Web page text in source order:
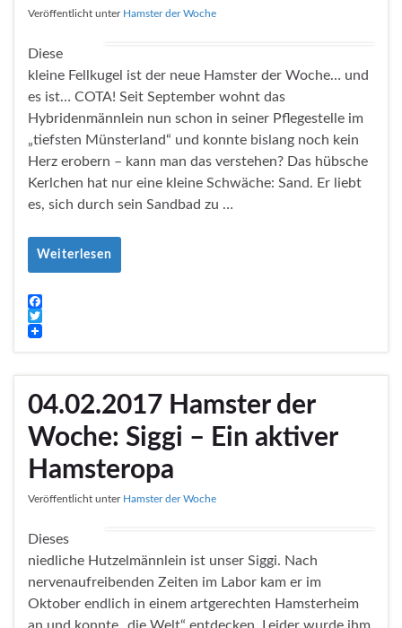
Veröffentlicht unter Hamster der Woche
Diese
kleine Fellkugel ist der neue Hamster der Woche… und
es ist… COTA! Seit September wohnt das
Hybridenmännlein nun schon in seiner Pflegestelle im
„tiefsten Münsterland“ und konnte bislang noch kein
Herz erobern – kann man das verstehen? Das hübsche
Kerlchen hat nur eine kleine Schwäche: Sand. Er liebt
es, sich durch sein Sandbad zu …
Weiterlesen
F
a
b
o
k
T
t
e
r
04.02.2017 Hamster der
Woche: Siggi – Ein aktiver
Hamsteropa
Veröffentlicht unter Hamster der Woche
Dieses
niedliche Hutzelmännlein ist unser Siggi. Nach
nervenaufreibenden Zeiten im Labor kam er im
Oktober endlich in einem artgerechten Hamsterheim